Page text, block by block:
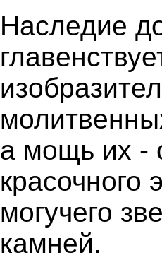
Наследие
а мощь их -
могучего
камней.